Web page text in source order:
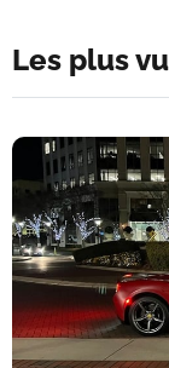
Les plus